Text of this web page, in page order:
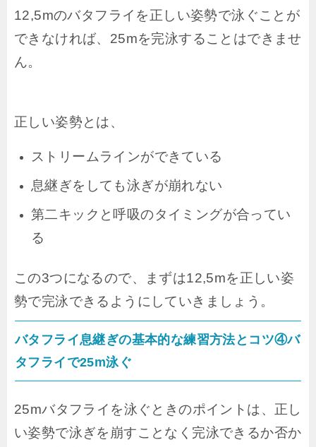
12,5mのバタフライを正しい姿勢で泳ぐことが
できなければ、25mを完泳することはできませ
ん。
正しい姿勢とは、
ストリームラインができている
息継ぎをしても泳ぎが崩れない
第二キックと呼吸のタイミングが合ってい
る
この3つになるので、まずは12,5mを正しい姿
勢で完泳できるようにしていきましょう。
バタフライ息継ぎの基本的な練習方法とコツ④バ
タフライで25m泳ぐ
25mバタフライを泳ぐときのポイントは、正し
い姿勢で泳ぎを崩すことなく完泳できるか否か